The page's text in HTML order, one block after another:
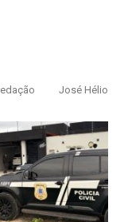
José Hélio